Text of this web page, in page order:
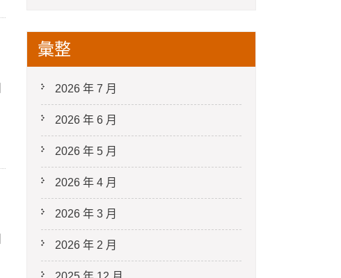
彙整
2026 年 7 月
2026 年 6 月
2026 年 5 月
2026 年 4 月
2026 年 3 月
2026 年 2 月